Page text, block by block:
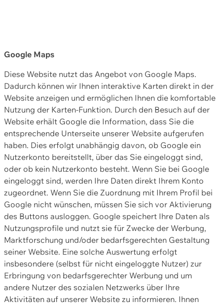
Google Maps
Diese Website nutzt das Angebot von Google Maps.
Dadurch können wir Ihnen interaktive Karten direkt in der
Website anzeigen und ermöglichen Ihnen die komfortable
Nutzung der Karten-Funktion. Durch den Besuch auf der
Website erhält Google die Information, dass Sie die
entsprechende Unterseite unserer Website aufgerufen
haben. Dies erfolgt unabhängig davon, ob Google ein
Nutzerkonto bereitstellt, über das Sie eingeloggt sind,
oder ob kein Nutzerkonto besteht. Wenn Sie bei Google
eingeloggt sind, werden Ihre Daten direkt Ihrem Konto
zugeordnet. Wenn Sie die Zuordnung mit Ihrem Profil bei
Google nicht wünschen, müssen Sie sich vor Aktivierung
des Buttons ausloggen. Google speichert Ihre Daten als
Nutzungsprofile und nutzt sie für Zwecke der Werbung,
Marktforschung und/oder bedarfsgerechten Gestaltung
seiner Website. Eine solche Auswertung erfolgt
insbesondere (selbst für nicht eingeloggte Nutzer) zur
Erbringung von bedarfsgerechter Werbung und um
andere Nutzer des sozialen Netzwerks über Ihre
Aktivitäten auf unserer Website zu informieren. Ihnen